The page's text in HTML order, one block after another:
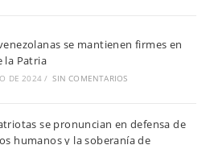
se mantienen firmes en
la Patria
DE 2024 / SIN COMENTARIOS
se pronuncian en defensa de
humanos y la soberanía de